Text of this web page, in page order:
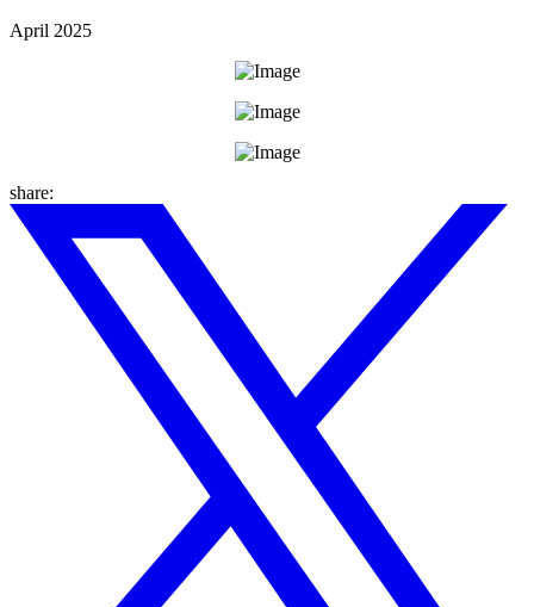
April 2025
share: